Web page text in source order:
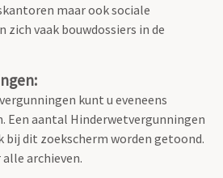
maar ook sociale
zich vaak bouwdossiers in de
kunt u eveneens
Een aantal Hinderwetvergunningen
bij dit zoekscherm worden getoond.
archieven.